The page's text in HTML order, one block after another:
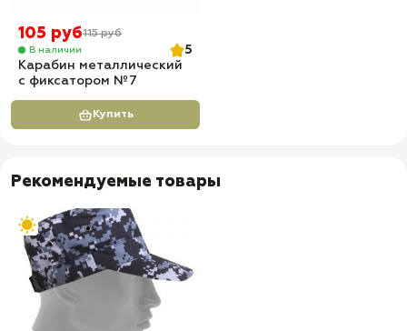
105 руб115 руб
В наличии
5
Карабин металлический
с фиксатором №7
Купить
Рекомендуемые товары